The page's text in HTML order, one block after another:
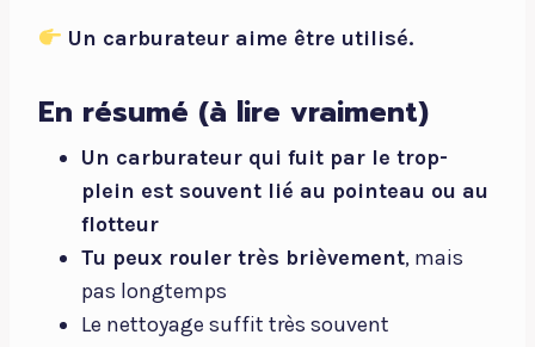
Un carburateur aime être utilisé.
En résumé (à lire vraiment)
Un carburateur qui fuit par le trop-
plein est souvent lié au pointeau ou au
flotteur
Tu peux rouler très brièvement, mais
pas longtemps
Le nettoyage suffit très souvent